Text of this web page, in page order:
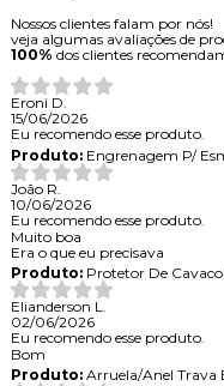
Nossos clientes falam por nós!
veja algumas avaliações de
100% dos clientes
Eroni D.
15/06/2026
Eu recomendo esse produto.
Produto:Engrenagem P/
João R.
10/06/2026
Eu recomendo esse produto.
Muito boa
Era o que eu precisava
Produto:Protetor De
Elianderson L.
02/06/2026
Eu recomendo esse produto.
Bom
Produto:Arruela/Anel Trava